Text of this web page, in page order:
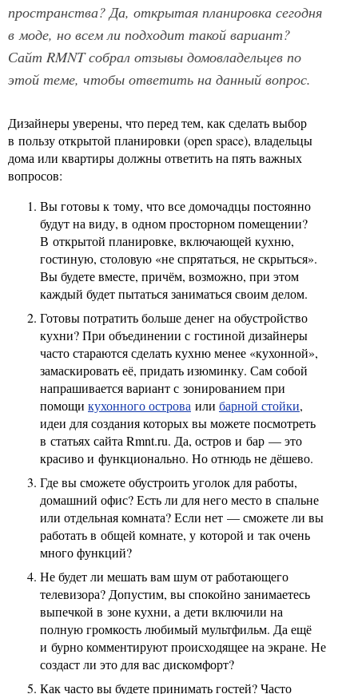
пространства? Да, открытая планировка сегодня
в моде, но всем ли подходит такой вариант?
Сайт RMNT собрал отзывы домовладельцев по
этой теме, чтобы ответить на данный вопрос.
Дизайнеры уверены, что перед тем, как сделать выбор
в пользу открытой планировки (open space), владельцы
дома или квартиры должны ответить на пять важных
вопросов:
Вы готовы к тому, что все домочадцы постоянно
будут на виду, в одном просторном помещении?
В открытой планировке, включающей кухню,
гостиную, столовую «не спрятаться, не скрыться».
Вы будете вместе, причём, возможно, при этом
каждый будет пытаться заниматься своим делом.
Готовы потратить больше денег на обустройство
кухни? При объединении с гостиной дизайнеры
часто стараются сделать кухню менее «кухонной»,
замаскировать её, придать изюминку. Сам собой
напрашивается вариант с зонированием при
помощи кухонного острова или барной стойки,
идеи для создания которых вы можете посмотреть
в статьях сайта Rmnt.ru. Да, остров и бар — это
красиво и функционально. Но отнюдь не дёшево.
Где вы сможете обустроить уголок для работы,
домашний офис? Есть ли для него место в спальне
или отдельная комната? Если нет — сможете ли вы
работать в общей комнате, у которой и так очень
много функций?
Не будет ли мешать вам шум от работающего
телевизора? Допустим, вы спокойно занимаетесь
выпечкой в зоне кухни, а дети включили на
полную громкость любимый мультфильм. Да ещё
и бурно комментируют происходящее на экране. Не
создаст ли это для вас дискомфорт?
Как часто вы будете принимать гостей? Часто